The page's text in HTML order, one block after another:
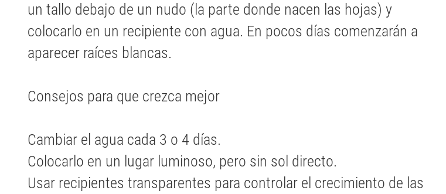
un tallo debajo de un nudo (la parte donde nacen las hojas) y
colocarlo en un recipiente con agua. En pocos días comenzarán a
aparecer raíces blancas.
Consejos para que crezca mejor
Cambiar el agua cada 3 o 4 días.
Colocarlo en un lugar luminoso, pero sin sol directo.
Usar recipientes transparentes para controlar el crecimiento de las